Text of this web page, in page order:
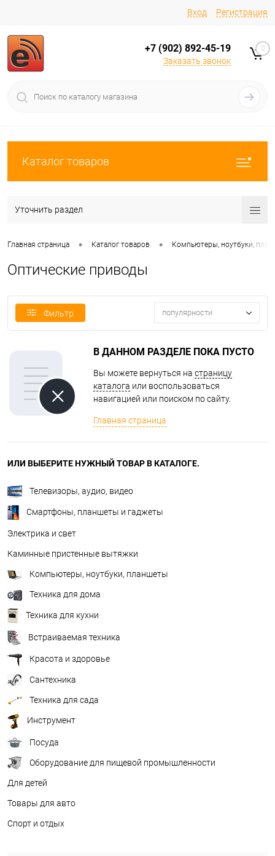
Вход Регистрация
+7 (902) 892-45-19
Заказать звонок
0
Каталог товаров
Уточнить раздел
Главная страница • Каталог товаров • Компьютеры, ноутбуки,
Оптические приводы
Фильтр популярности
В ДАННОМ РАЗДЕЛЕ ПОКА ПУСТО
Вы можете вернуться на страницу
каталога или воспользоваться
навигацией или поиском по сайту.
Главная страница
ИЛИ ВЫБЕРИТЕ НУЖНЫЙ ТОВАР В КАТАЛОГЕ.
Телевизоры, аудио, видео
Смартфоны, планшеты и гаджеты
Электрика и свет
Каминные пристенные вытяжки
Компьютеры, ноутбуки, планшеты
Техника для дома
Техника для кухни
Встраиваемая техника
Красота и здоровье
Сантехника
Техника для сада
Инструмент
Посуда
Оборудование для пищевой промышленности
Для детей
Товары для авто
Спорт и отдых